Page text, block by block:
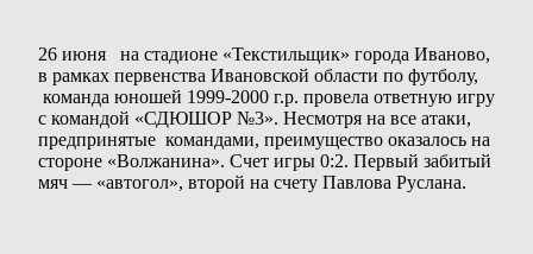
26 июня на стадионе «Текстильщик» города Иваново,
в рамках первенства Ивановской области по футболу,
команда юношей 1999-2000 г.р. провела ответную игру
с командой «СДЮШОР №3». Несмотря на все атаки,
предпринятые командами, преимущество оказалось на
стороне «Волжанина». Счет игры 0:2. Первый забитый
мяч — «автогол», второй на счету Павлова Руслана.